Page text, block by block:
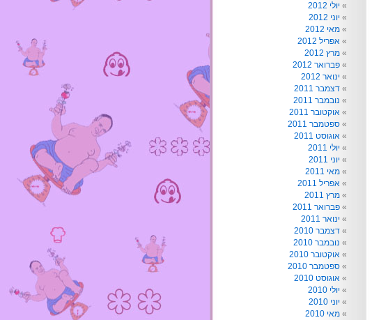
יולי 2012
יוני 2012
מאי 2012
אפריל 2012
מרץ 2012
פברואר 2012
ינואר 2012
דצמבר 2011
נובמבר 2011
אוקטובר 2011
ספטמבר 2011
אוגוסט 2011
יולי 2011
יוני 2011
מאי 2011
אפריל 2011
מרץ 2011
פברואר 2011
ינואר 2011
דצמבר 2010
נובמבר 2010
אוקטובר 2010
ספטמבר 2010
אוגוסט 2010
יולי 2010
יוני 2010
מאי 2010